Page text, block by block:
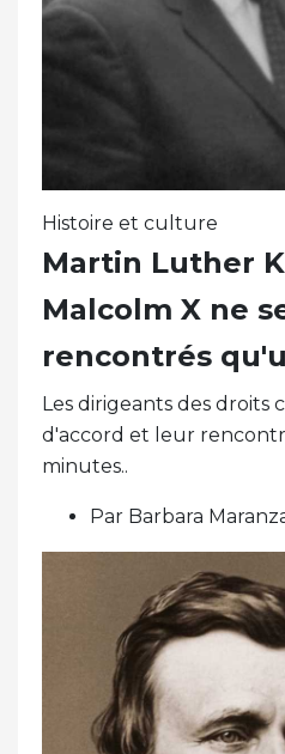
Histoire et culture
Martin Luther
Malcolm X ne
rencontrés
Les dirigeants des droits
d'accord et leur
minutes..
Par Barbara